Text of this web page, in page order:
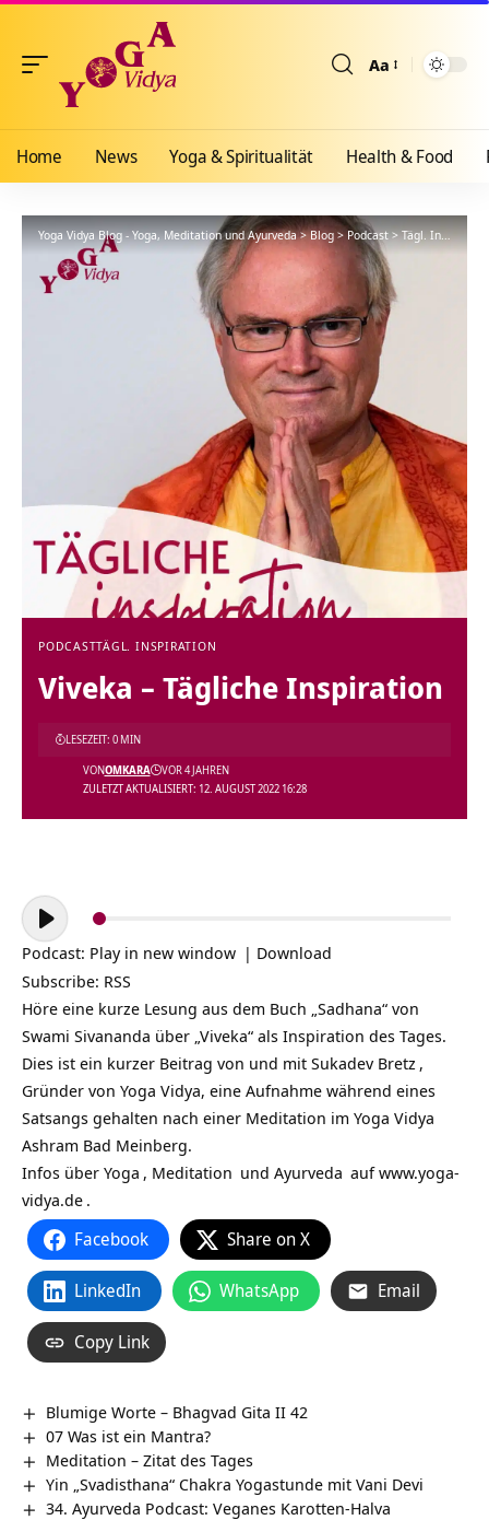
Aa
Home News Yoga & Spiritualität Health & Food
Yoga Vidya Blog - Yoga, Meditation und Ayurveda>Blog>Podcast>Tägl. Inspiration
PODCASTTÄGL. INSPIRATION
Viveka – Tägliche Inspiration
ZULETZT AKTUALISIERT: 12. AUGUST 2022 16:28
VONOMKARA VOR 4 JAHREN
LESEZEIT: 0 MIN
Audio-
Player
Podcast: Play in new window | Download
Subscribe: RSS
Höre eine kurze Lesung aus dem Buch „Sadhana“ von
Swami Sivananda über „Viveka“ als Inspiration des Tages.
Dies ist ein kurzer Beitrag von und mit Sukadev Bretz ,
Gründer von Yoga Vidya, eine Aufnahme während eines
Satsangs gehalten nach einer Meditation im Yoga Vidya
Ashram Bad Meinberg.
Infos über Yoga , Meditation und Ayurveda aufwww.yoga-
vidya.de .
Facebook Share on X
LinkedIn WhatsApp Email
Copy Link
Blumige Worte – Bhagvad Gita II 42
07 Was ist ein Mantra?
Meditation – Zitat des Tages
Yin „Svadisthana“ Chakra Yogastunde mit Vani Devi
34. Ayurveda Podcast: Veganes Karotten-Halva